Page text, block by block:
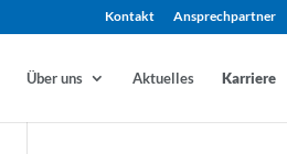
Kontakt Ansprechpartner
Über uns Aktuelles Karriere